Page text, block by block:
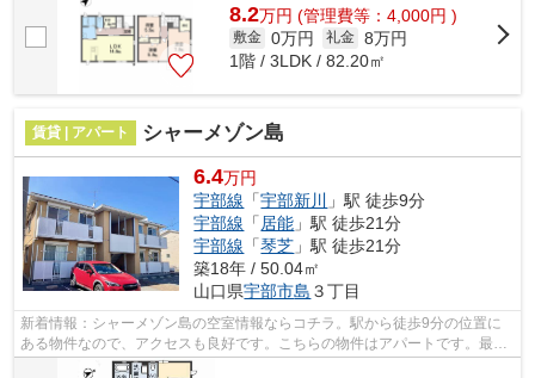
8.2万円 (管理費等：4,000円 )
敷金 0万円 礼金 8万円
1階 / 3LDK / 82.20㎡
賃貸 | アパート シャーメゾン島
6.4万円
宇部線 「宇部新川
」駅 徒歩9分
宇部線 「 居能 」駅 徒歩21分
宇部線 「琴芝 」駅 徒歩21分
築18年 / 50.04㎡
山口県宇部市島 ３丁目
新着情報：シャーメゾン島の空室情報ならコチラ。駅から徒歩9分の位置に
ある物件なので、アクセスも良好です。こちらの物件はアパートです。最上
階の物件です。当社スタッフが地域の賃...